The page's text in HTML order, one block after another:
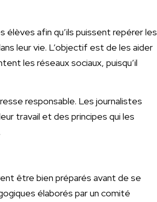
afin qu’ils puissent repérer les
leur vie. L’objectif est de les aider
les réseaux sociaux, puisqu’il
responsable. Les journalistes
travail et des principes qui les
être bien préparés avant de se
élaborés par un comité